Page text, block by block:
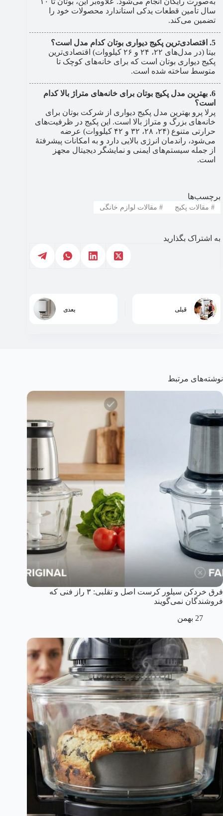
سال تأمین قطعات یدکی استاندارد محصولات خود را
تضمین می‌کند.
اقتصادی‌ترین پکیج دیواری بوتان کدام مدل است؟
بیتا (در مدل‌های ۲۲، ۲۴ و ۲۶ کیلووات) اقتصادی‌ترین
پکیج دیواری بوتان است که برای خانه‌های کوچک تا
متوسط ساخته شده است.
بهترین مدل پکیج بوتان برای خانه‌های متراژ بالا کدام
است؟
پرلا پرو بهترین مدل پکیج دیواری از شرکت بوتان برای
خانه‌های بزرگ و متراژ بالا است. این پکیج در ظرفیت‌های
حرارتی متنوع (۲۴، ۲۸، ۳۲ و ۴۲ کیلووات) عرضه
می‌شود، راندمان انرژی بالایی دارد و به امکانات پیشرفتۀ
از جمله سیستم‌های ایمنی و نمایشگر دیجیتال مجهز
است.
برچسب‌ها
#مقالات پکیج #مقالات لوازم خانگی
به اشتراک بگذارید
قبلی بعدی
نوشته‌های مرتبط
فرق خردکن سیلور کرست اصل و تقلبی: ۳ راز فنی که
فروشندگان نمی‌گویند
27 بهمن